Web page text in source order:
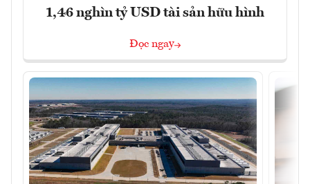
1,46 nghìn tỷ USD tài sản hữu hình
Đọc ngay